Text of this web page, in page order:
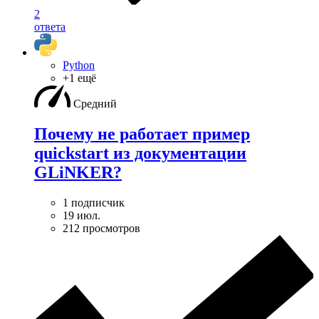
2
ответа
Python
+1 ещё
Средний
Почему не работает пример
quickstart из документации
GLiNKER?
1 подписчик
19 июл.
212 просмотров